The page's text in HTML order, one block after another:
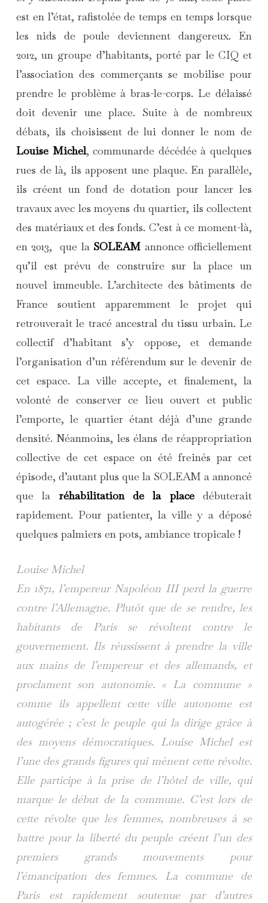
est en l’état, rafistolée de temps en temps lorsque
les nids de poule deviennent dangereux. En
2012, un groupe d’habitants, porté par le CIQ et
l’association des commerçants se mobilise pour
prendre le problème à bras-le-corps. Le délaissé
doit devenir une place. Suite à de nombreux
débats, ils choisissent de lui donner le nom de
Louise Michel, communarde décédée à quelques
rues de là, ils apposent une plaque. En parallèle,
ils créent un fond de dotation pour lancer les
travaux avec les moyens du quartier, ils collectent
des matériaux et des fonds. C’est à ce moment-là,
en 2013, que la SOLEAM annonce officiellement
qu’il est prévu de construire sur la place un
nouvel immeuble. L’architecte des bâtiments de
France soutient apparemment le projet qui
retrouverait le tracé ancestral du tissu urbain. Le
collectif d’habitant s’y oppose, et demande
l’organisation d’un référendum sur le devenir de
cet espace. La ville accepte, et finalement, la
volonté de conserver ce lieu ouvert et public
l’emporte, le quartier étant déjà d’une grande
densité. Néanmoins, les élans de réappropriation
collective de cet espace on été freinés par cet
épisode, d’autant plus que la SOLEAM a annoncé
que la réhabilitation de la placedébuterait
rapidement. Pour patienter, la ville y a déposé
quelques palmiers en pots, ambiance tropicale !
Louise Michel
En 1871, l’empereur Napoléon III perd la guerre
contre l’Allemagne. Plutôt que de se rendre, les
habitants de Paris se révoltent contre le
gouvernement. Ils réussissent à prendre la ville
aux mains de l’empereur et des allemands, et
proclament son autonomie. « La commune »
comme ils appellent cette ville autonome est
autogérée ; c’est le peuple qui la dirige grâce à
des moyens démocratiques. Louise Michel est
l’une des grands figures qui mènent cette révolte.
Elle participe à la prise de l’hôtel de ville, qui
marque le début de la commune. C’est lors de
cette révolte que les femmes, nombreuses à se
battre pour la liberté du peuple créent l’un des
premiers grands mouvements pour
l’émancipation des femmes. La commune de
Paris est rapidement soutenue par d’autres